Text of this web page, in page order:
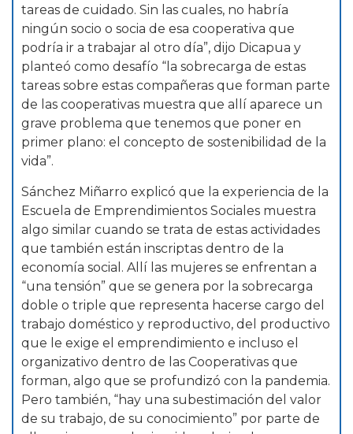
tareas de cuidado. Sin las cuales, no habría
ningún socio o socia de esa cooperativa que
podría ir a trabajar al otro día”, dijo Dicapua y
planteó como desafío “la sobrecarga de estas
tareas sobre estas compañeras que forman parte
de las cooperativas muestra que allí aparece un
grave problema que tenemos que poner en
primer plano: el concepto de sostenibilidad de la
vida”.
Sánchez Miñarro explicó que la experiencia de la
Escuela de Emprendimientos Sociales muestra
algo similar cuando se trata de estas actividades
que también están inscriptas dentro de la
economía social. Allí las mujeres se enfrentan a
“una tensión” que se genera por la sobrecarga
doble o triple que representa hacerse cargo del
trabajo doméstico y reproductivo, del productivo
que le exige el emprendimiento e incluso el
organizativo dentro de las Cooperativas que
forman, algo que se profundizó con la pandemia.
Pero también, “hay una subestimación del valor
de su trabajo, de su conocimiento” por parte de